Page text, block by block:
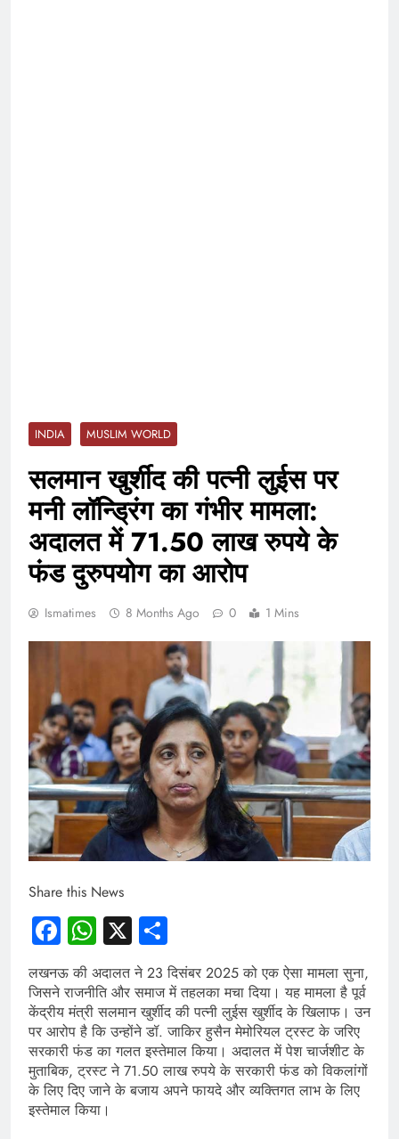
INDIA MUSLIM WORLD
सलमान खुर्शीद की पत्नी लुईस पर
मनी लॉन्ड्रिंग का गंभीर मामला:
अदालत में 71.50 लाख रुपये के
फंड दुरुपयोग का आरोप
Ismatimes 8 Months Ago 0 1 Mins
Share this News
Facebook
WhatsApp
X
लखनऊ की अदालत ने 23 दिसंबर 2025 को एक ऐसा मामला सुना,
जिसने राजनीति और समाज में तहलका मचा दिया। यह मामला है पूर्व
केंद्रीय मंत्री सलमान खुर्शीद की पत्नी लुईस खुर्शीद के खिलाफ। उन
पर आरोप है कि उन्होंने डॉ. जाकिर हुसैन मेमोरियल ट्रस्ट के जरिए
सरकारी फंड का गलत इस्तेमाल किया। अदालत में पेश चार्जशीट के
मुताबिक, ट्रस्ट ने 71.50 लाख रुपये के सरकारी फंड को विकलांगों
के लिए दिए जाने के बजाय अपने फायदे और व्यक्तिगत लाभ के लिए
इस्तेमाल किया।